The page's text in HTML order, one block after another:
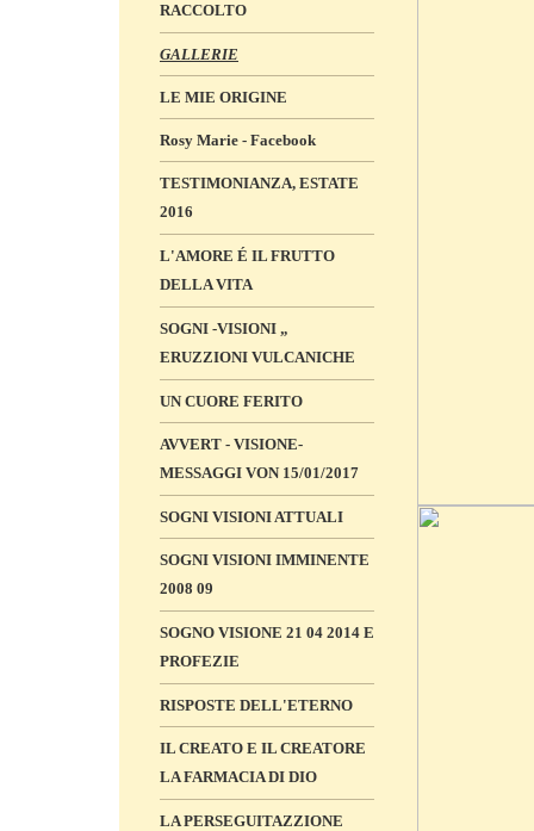
RACCOLTO
GALLERIE
LE MIE ORIGINE
Rosy Marie - Facebook
TESTIMONIANZA, ESTATE
2016
L'AMORE É IL FRUTTO
DELLA VITA
SOGNI -VISIONI „
ERUZZIONI VULCANICHE
UN CUORE FERITO
AVVERT - VISIONE-
MESSAGGI VON 15/01/2017
SOGNI VISIONI ATTUALI
SOGNI VISIONI IMMINENTE
2008 09
SOGNO VISIONE 21 04 2014 E
PROFEZIE
RISPOSTE DELL'ETERNO
IL CREATO E IL CREATORE
LA FARMACIA DI DIO
LA PERSEGUITAZZIONE